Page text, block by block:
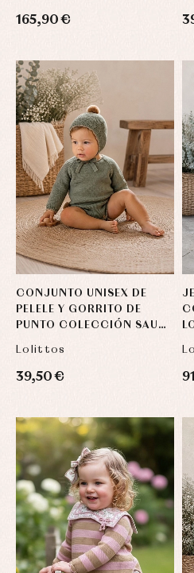
165,90 €
CONJUNTO UNISEX DE
PELELE Y GORRITO DE
PUNTO COLECCIÓN SAUCE
Lolittos
39,50 €